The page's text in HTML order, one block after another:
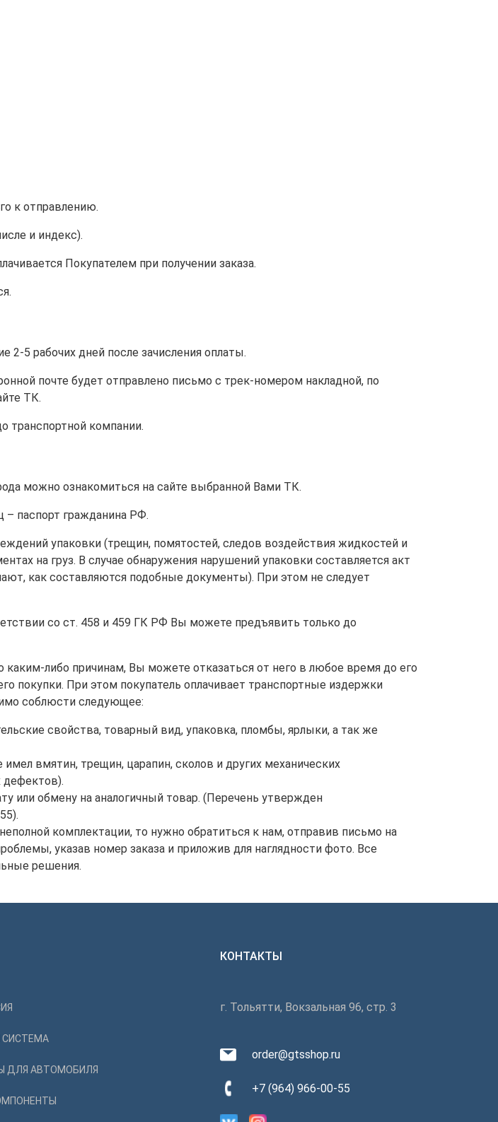
к отправлению.
и индекс).
Покупателем при получении заказа.
2-5 рабочих дней после зачисления оплаты.
почте будет отправлено письмо с трек-номером накладной, по
ТК.
транспортной компании.
можно ознакомиться на сайте выбранной Вами ТК.
– паспорт гражданина РФ.
упаковки (трещин, помятостей, следов воздействия жидкостей и
на груз. В случае обнаружения нарушений упаковки составляется акт
как составляются подобные документы). При этом не следует
со ст. 458 и 459 ГК РФ Вы можете предъявить только до
каким-либо причинам, Вы можете отказаться от него в любое время до его
покупки. При этом покупатель оплачивает транспортные издержки
соблюсти следующее:
свойства, товарный вид, упаковка, пломбы, ярлыки, а так же
вмятин, трещин, царапин, сколов и других механических
или обмену на аналогичный товар. (Перечень утвержден
комплектации, то нужно обратиться к нам, отправив письмо на
указав номер заказа и приложив для наглядности фото. Все
решения.
СИСТЕМА
ДЛЯ АВТОМОБИЛЯ
КОНТАКТЫ
г. Тольятти, Вокзальная 96, стр. 3
order@gtsshop.ru
+7 (964) 966-00-55